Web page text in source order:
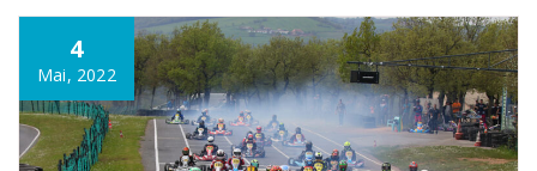
4
Mai, 2022